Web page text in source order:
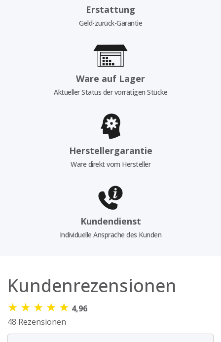
Erstattung
Geld-zurück-Garantie
Ware auf Lager
Aktueller Status der vorrätigen Stücke
Herstellergarantie
Ware direkt vom Hersteller
Kundendienst
Individuelle Ansprache des Kunden
Kundenrezensionen
★ ★ ★ ★ ★ 4,96
48 Rezensionen